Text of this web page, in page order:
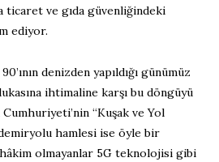
ticaret ve gıda güvenliğindeki
ediyor.
denizden yapıldığı günümüz
ihtimaline karşı bu döngüyü
“Kuşak ve Yol
hamlesi ise öyle bir
olmayanlar 5G teknolojisi gibi